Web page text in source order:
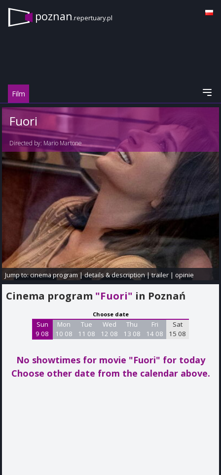
poznan.repertuary.pl
Film
Fuori
Directed by: Mario Martone
Jump to:cinema program |details & description|trailer |opinie
Cinema program "Fuori" in Poznań
Choose date
Sun
9 08
Mon
10 08
Tue
11 08
Wed
12 08
Thu
13 08
Fri
14 08
Sat
15 08
No showtimes for movie "Fuori" for today
Choose other date from the calendar above.